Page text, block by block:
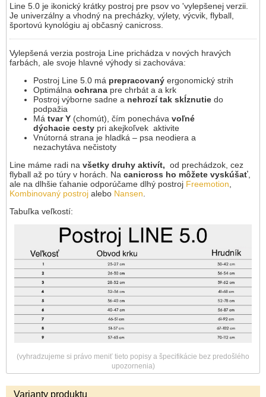
Line 5.0 je ikonický krátky postroj pre psov vo 'vylepšenej verzii.
Je univerzálny a vhodný na precházky, výlety, výcvik, flyball,
športovú kynológiu aj občasný canicross.
Vylepšená verzia postroja Line prichádza v nových hravých
farbách, ale svoje hlavné výhody si zachováva:
Postroj Line 5.0 má prepracovaný ergonomický strih
Optimálna ochrana pre chrbát a a krk
Postroj výborne sadne a nehrozí tak skĺznutie do
podpažia
Má tvar Y (chomút), čím ponecháva voľné
dýchacie cesty pri akejkoľvek aktivite
Vnútorná strana je hladká – psa neodiera a
nezachytáva nečistoty
Line máme radi na všetky druhy aktivít, od prechádzok, cez
flyball až po túry v horách. Na canicross ho môžete vyskúšať
ale na dlhšie ťahanie odporúčame dlhý postroj Freemotion
Kombinovaný postroj alebo Nansen
Tabuľka veľkostí:
(vyhradzujeme si právo meniť tieto popisy a špecifikácie bez predošlého
upozornenia)
Varianty produktu